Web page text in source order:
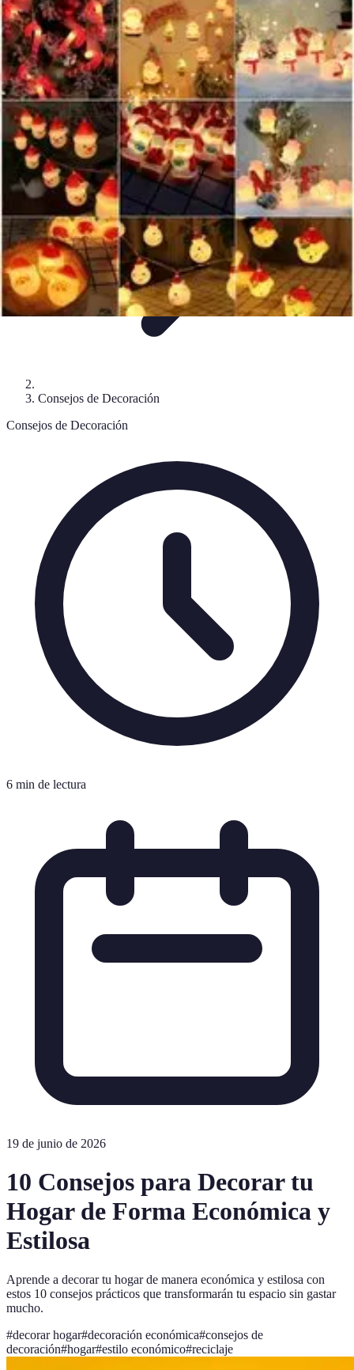
Decoración Económica
ParedesRecomendacionesAccesoriosConsejos de DecoraciónArte
Decoración Económica
Consejos de Decoración
Consejos de Decoración
6 min de lectura
19 de junio de 2026
10 Consejos para Decorar tu
Hogar de Forma Económica y
Estilosa
Aprende a decorar tu hogar de manera económica y estilosa con
estos 10 consejos prácticos que transformarán tu espacio sin gastar
mucho.
#decorar hogar#decoración económica#consejos de
decoración#hogar#estilo económico#reciclaje